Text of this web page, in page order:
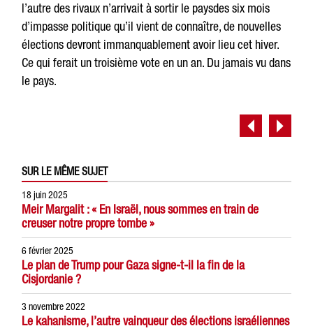
l’autre des rivaux n’arrivait à sortir le paysdes six mois
d’impasse politique qu’il vient de connaître, de nouvelles
élections devront immanquablement avoir lieu cet hiver.
Ce qui ferait un troisième vote en un an. Du jamais vu dans
le pays.
SUR LE MÊME SUJET
18 juin 2025
Meir Margalit : « En Israël, nous sommes en train de
creuser notre propre tombe »
6 février 2025
Le plan de Trump pour Gaza signe-t-il la fin de la
Cisjordanie ?
3 novembre 2022
Le kahanisme, l’autre vainqueur des élections israéliennes